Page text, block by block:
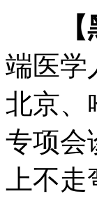
【
端医学
北京、
专项会
上不